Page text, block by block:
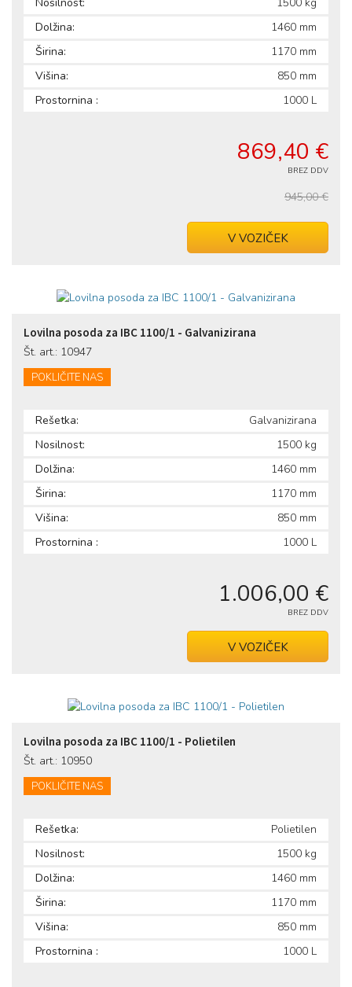
Dolžina:
1460 mm
Širina:
1170 mm
Višina:
850 mm
Prostornina :
1000 L
869,40 €
BREZ DDV
945,00 €
V VOZIČEK
Lovilna posoda za IBC 1100/1 - Galvanizirana
Št. art.: 10947
POKLIČITE NAS
Rešetka:
Galvanizirana
Nosilnost:
1500 kg
Dolžina:
1460 mm
Širina:
1170 mm
Višina:
850 mm
Prostornina :
1000 L
1.006,00 €
BREZ DDV
V VOZIČEK
Lovilna posoda za IBC 1100/1 - Polietilen
Št. art.: 10950
POKLIČITE NAS
Rešetka:
Polietilen
Nosilnost:
1500 kg
Dolžina:
1460 mm
Širina:
1170 mm
Višina:
850 mm
Prostornina :
1000 L